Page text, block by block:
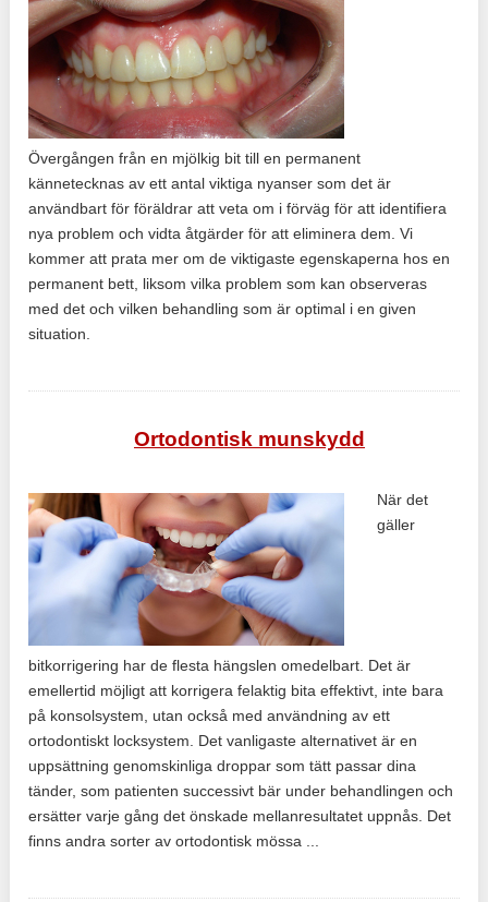
Övergången från en mjölkig bit till en permanent
kännetecknas av ett antal viktiga nyanser som det är
användbart för föräldrar att veta om i förväg för att identifiera
nya problem och vidta åtgärder för att eliminera dem. Vi
kommer att prata mer om de viktigaste egenskaperna hos en
permanent bett, liksom vilka problem som kan observeras
med det och vilken behandling som är optimal i en given
situation.
Ortodontisk munskydd
När det
gäller
bitkorrigering har de flesta hängslen omedelbart. Det är
emellertid möjligt att korrigera felaktig bita effektivt, inte bara
på konsolsystem, utan också med användning av ett
ortodontiskt locksystem. Det vanligaste alternativet är en
uppsättning genomskinliga droppar som tätt passar dina
tänder, som patienten successivt bär under behandlingen och
ersätter varje gång det önskade mellanresultatet uppnås. Det
finns andra sorter av ortodontisk mössa ...